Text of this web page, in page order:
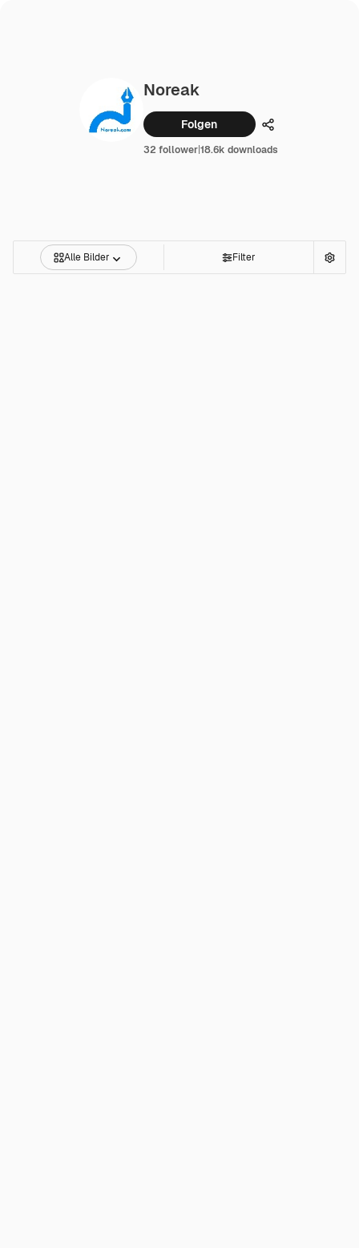
Noreak
Folgen Teilen
32 follower|18.6k downloads
Alle Bilder Filter